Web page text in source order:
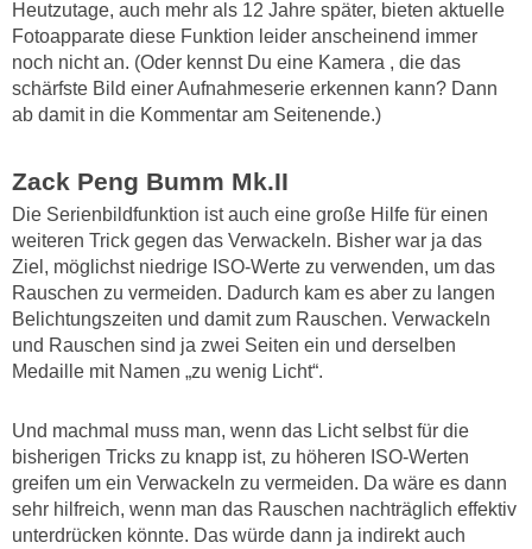
Heutzutage, auch mehr als 12 Jahre später, bieten aktuelle
Fotoapparate diese Funktion leider anscheinend immer
noch nicht an. (Oder kennst Du eine Kamera , die das
schärfste Bild einer Aufnahmeserie erkennen kann? Dann
ab damit in die Kommentar am Seitenende.)
Zack Peng Bumm Mk.II
Die Serienbildfunktion ist auch eine große Hilfe für einen
weiteren Trick gegen das Verwackeln. Bisher war ja das
Ziel, möglichst niedrige ISO-Werte zu verwenden, um das
Rauschen zu vermeiden. Dadurch kam es aber zu langen
Belichtungszeiten und damit zum Rauschen. Verwackeln
und Rauschen sind ja zwei Seiten ein und derselben
Medaille mit Namen „zu wenig Licht“.
Und machmal muss man, wenn das Licht selbst für die
bisherigen Tricks zu knapp ist, zu höheren ISO-Werten
greifen um ein Verwackeln zu vermeiden. Da wäre es dann
sehr hilfreich, wenn man das Rauschen nachträglich effektiv
unterdrücken könnte. Das würde dann ja indirekt auch